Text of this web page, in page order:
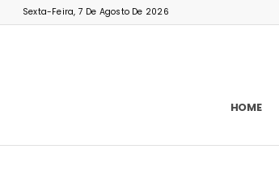
Sexta-Feira, 7 De Agosto De 2026
HOME